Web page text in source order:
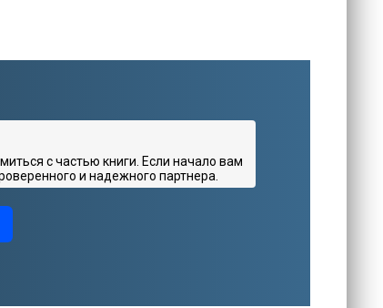
с частью книги. Если начало вам
и надежного партнера.